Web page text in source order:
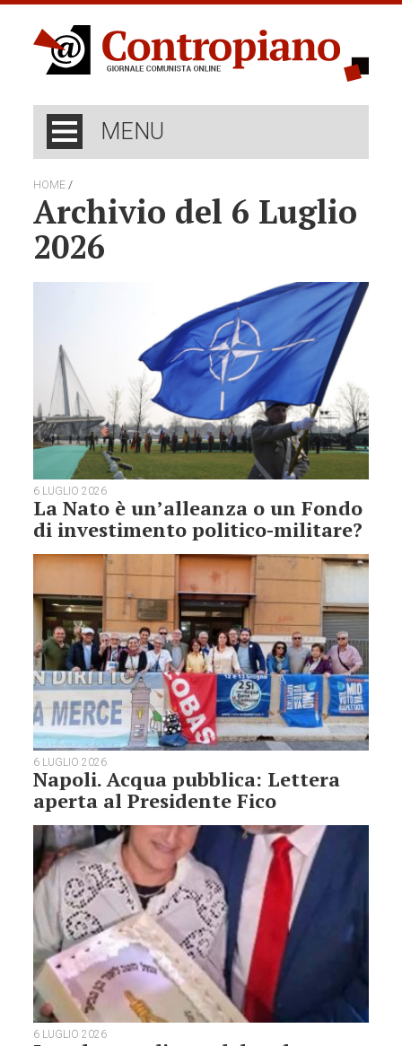
MENU
HOME /
Archivio del 6 Luglio
2026
6 LUGLIO 2026
La Nato è un’alleanza o un Fondo
di investimento politico-militare?
6 LUGLIO 2026
Napoli. Acqua pubblica: Lettera
aperta al Presidente Fico
6 LUGLIO 2026